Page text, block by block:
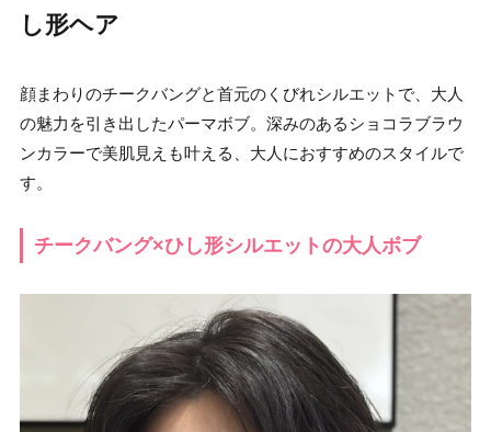
し形ヘア
顔まわりのチークバングと首元のくびれシルエットで、大人
の魅力を引き出したパーマボブ。深みのあるショコラブラウ
ンカラーで美肌見えも叶える、大人におすすめのスタイルで
す。
チークバング×ひし形シルエットの大人ボブ